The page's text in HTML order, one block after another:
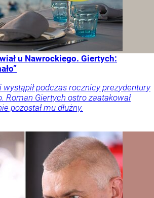
u Nawrockiego. Giertych:
podczas rocznicy prezydentury
Roman Giertych ostro zaatakował
pozostał mu dłużny.